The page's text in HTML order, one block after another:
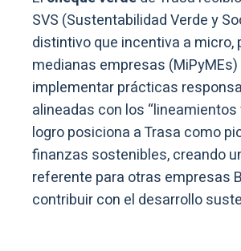
SVS (Sustentabilidad Verde y
distintivo que incentiva a micro,
medianas empresas (MiPyMEs)
implementar prácticas
alineadas con los “lineamientos
logro posiciona a Trasa como
finanzas sostenibles, creando
referente para otras empresas
contribuir con el desarrollo